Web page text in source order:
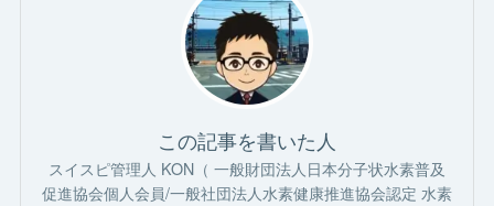
この記事を書いた人
スイスピ管理人 KON（ 一般財団法人日本分子状水素普及
促進協会個人会員/一般社団法人水素健康推進協会認定 水素